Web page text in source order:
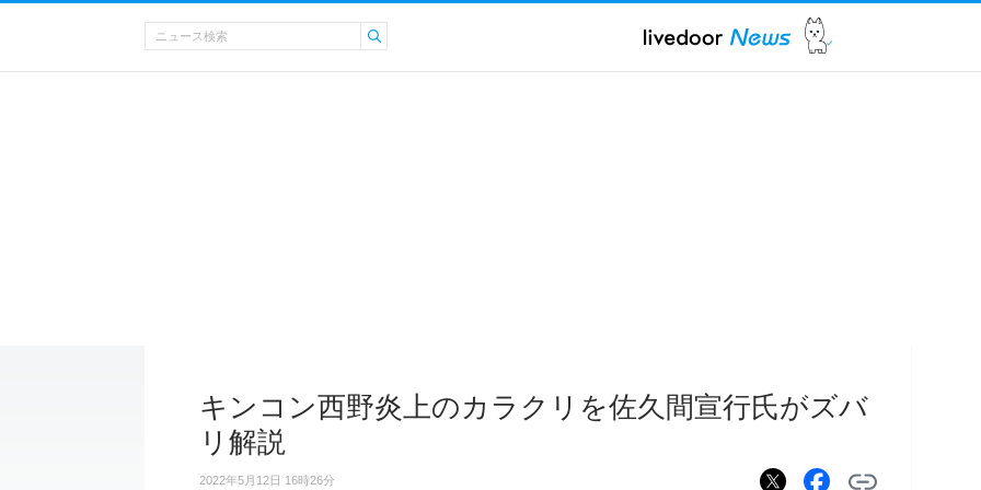
キンコン西野炎上のカラクリを佐久間宣行氏がズバ
リ解説
2022年5月12日 16時26分